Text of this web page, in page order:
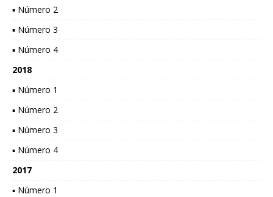
▪ Número 2
▪ Número 3
▪ Número 4
2018
▪ Número 1
▪ Número 2
▪ Número 3
▪ Número 4
2017
▪ Número 1